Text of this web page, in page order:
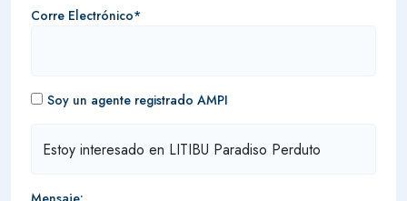
Corre Electrónico*
Soy un agente registrado AMPI